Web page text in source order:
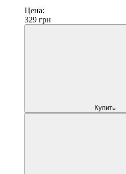
Цена:
329 грн
Купить